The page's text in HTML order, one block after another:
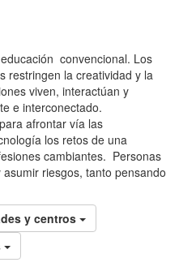
convencional. Los
restringen la creatividad y la
viven, interactúan y
e interconectado.
afrontar vía las
los retos de una
cambiantes. Personas
riesgos, tanto pensando
y centros